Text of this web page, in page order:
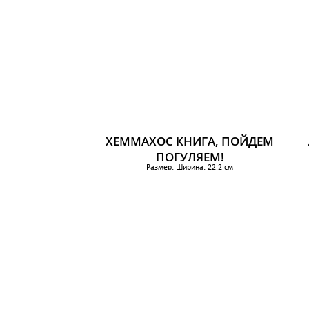
ХЕММАХОС КНИГА, ПОЙДЕМ
ПОГУЛЯЕМ!
Размер: Ширина: 22.2 см